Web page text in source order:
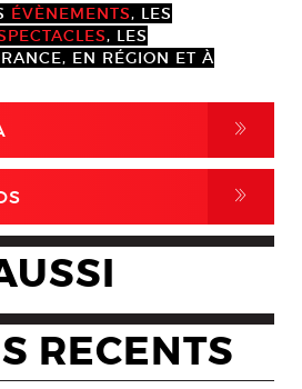
ÉVÈNEMENTS, LES
, LES
EN RÉGION ET À
,
,
RECENTS